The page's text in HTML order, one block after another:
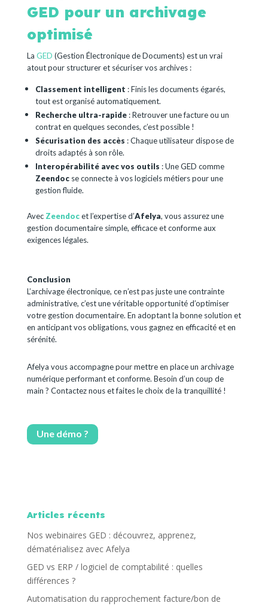
GED pour un archivage
optimisé
La GED (Gestion Électronique de Documents) est un vrai
atout pour structurer et sécuriser vos archives :
Classement intelligent : Finis les documents égarés,
tout est organisé automatiquement.
Recherche ultra-rapide: Retrouver une facture ou un
contrat en quelques secondes, c’est possible !
Sécurisation des accès : Chaque utilisateur dispose de
droits adaptés à son rôle.
Interopérabilité avec vos outils : Une GED comme
Zeendocse connecte à vos logiciels métiers pour une
gestion fluide.
Avec Zeendocet l’expertise d’Afelya, vous assurez une
gestion documentaire simple, efficace et conforme aux
exigences légales.
Conclusion
L’archivage électronique, ce n’est pas juste une contrainte
administrative, c’est une véritable opportunité d’optimiser
votre gestion documentaire. En adoptant la bonne solution et
en anticipant vos obligations, vous gagnez en efficacité et en
sérénité.
Afelya vous accompagne pour mettre en place un archivage
numérique performant et conforme. Besoin d’un coup de
main ? Contactez nous et faites le choix de la tranquillité !
Une démo ?
Articles récents
Nos webinaires GED : découvrez, apprenez,
dématérialisez avec Afelya
GED vs ERP / logiciel de comptabilité : quelles
différences ?
Automatisation du rapprochement facture/bon de